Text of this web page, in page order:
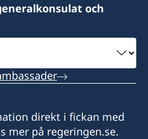
i Maputo är
Svenska
vid behov kontakta
bra att ta kontakt med
i Maputo.
att boka tid.
i Maputo är
Svenska
kan vid behov kontakta
bra att ta kontakt med
i Maputo.
och
direkt i fickan med
mer på regeringen.se.